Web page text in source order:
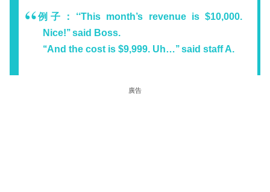
例子：‘‘This month’s revenue is $10,000.
Nice!’’ said Boss.
‘‘And the cost is $9,999. Uh…’’ said staff A.
廣告